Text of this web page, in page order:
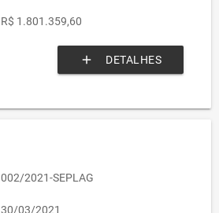
R$ 1.801.359,60
add DETALHES
002/2021-SEPLAG
30/03/2021